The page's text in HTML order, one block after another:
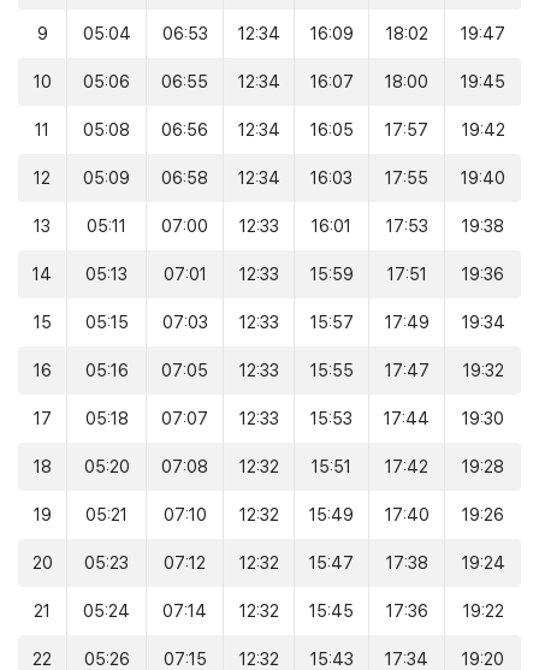
9 05:04 06:53 12:34 16:09 18:02 19:47
10 05:06 06:55 12:34 16:07 18:00 19:45
11 05:08 06:56 12:34 16:05 17:57 19:42
12 05:09 06:58 12:34 16:03 17:55 19:40
13 05:11 07:00 12:33 16:01 17:53 19:38
14 05:13 07:01 12:33 15:59 17:51 19:36
15 05:15 07:03 12:33 15:57 17:49 19:34
16 05:16 07:05 12:33 15:55 17:47 19:32
17 05:18 07:07 12:33 15:53 17:44 19:30
18 05:20 07:08 12:32 15:51 17:42 19:28
19 05:21 07:10 12:32 15:49 17:40 19:26
20 05:23 07:12 12:32 15:47 17:38 19:24
21 05:24 07:14 12:32 15:45 17:36 19:22
22 05:26 07:15 12:32 15:43 17:34 19:20